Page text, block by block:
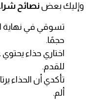
وإليك بعض نصائح
تسوقي في نهاية
حجمًا.
اختاري حذاء
للقدم.
تأكدي أن الحذاء
ألم.